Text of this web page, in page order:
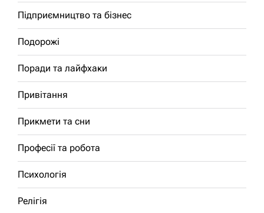
Підприємництво та бізнес
Подорожі
Поради та лайфхаки
Привітання
Прикмети та сни
Професії та робота
Психологія
Релігія